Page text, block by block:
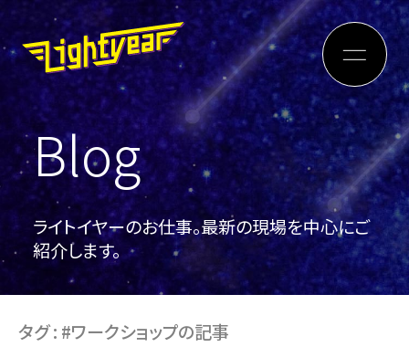
Blog
ライトイヤーのお仕事。最新の現場を中心にご
紹介します。
タグ : #ワークショップの記事